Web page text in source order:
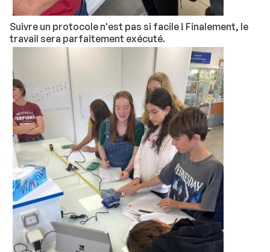
Suivre un protocole n'est pas si facile ! Finalement, le
travail sera parfaitement exécuté.